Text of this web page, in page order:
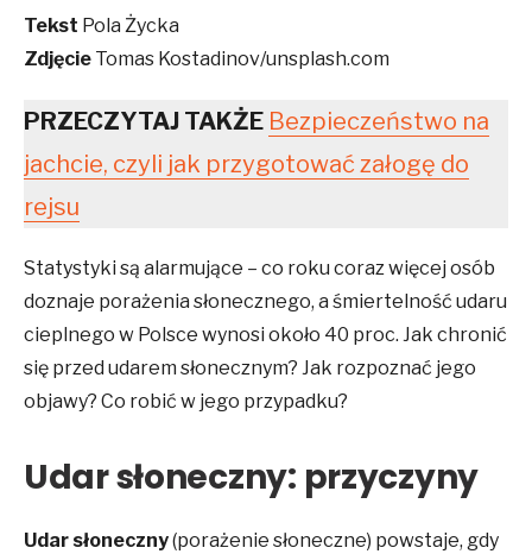
Tekst Pola Życka
Zdjęcie Tomas Kostadinov/unsplash.com
PRZECZYTAJ TAKŻE Bezpieczeństwo na
jachcie, czyli jak przygotować załogę do
rejsu
Statystyki są alarmujące – co roku coraz więcej osób
doznaje porażenia słonecznego, a śmiertelność udaru
cieplnego w Polsce wynosi około 40 proc. Jak chronić
się przed udarem słonecznym? Jak rozpoznać jego
objawy? Co robić w jego przypadku?
Udar słoneczny: przyczyny
Udar słoneczny(porażenie słoneczne) powstaje, gdy